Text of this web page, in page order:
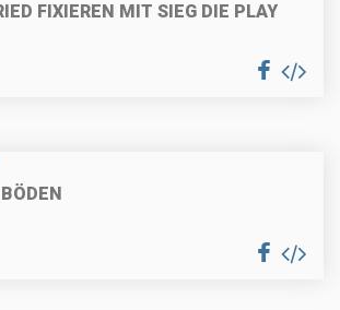
FIXIEREN MIT SIEG DIE PLAY